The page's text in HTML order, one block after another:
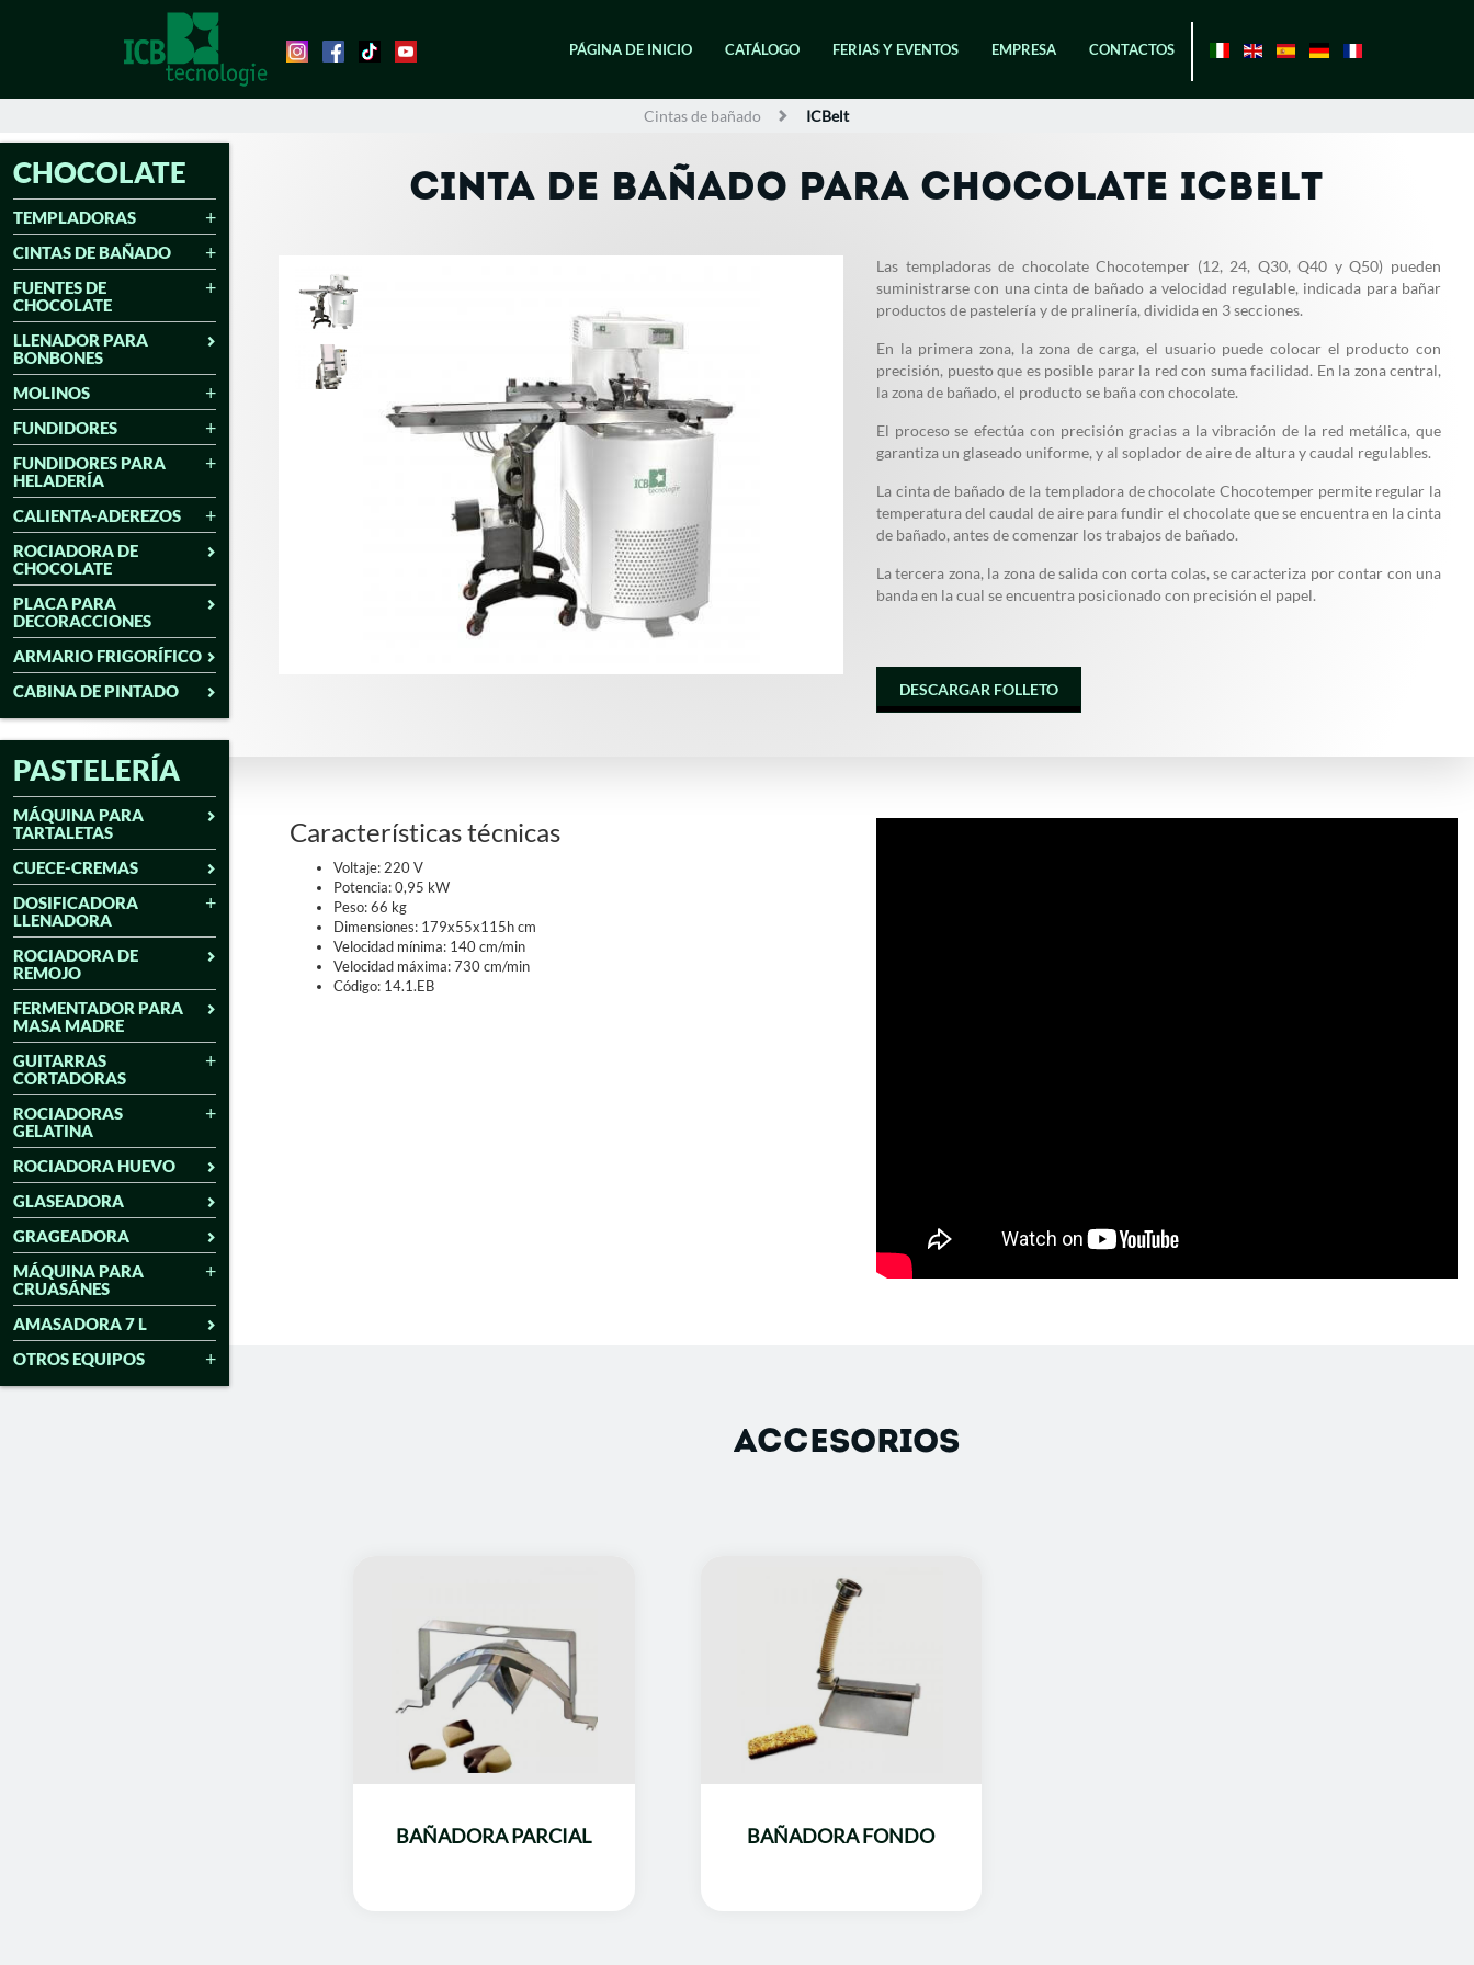
PÁGINA DE INICIO CATÁLOGO FERIAS Y EVENTOS EMPRESA CONTACTOS
Cintas de bañado ICBelt
CINTA DE BAÑADO PARA CHOCOLATE ICBELT
Las templadoras de chocolate Chocotemper (12, 24, Q30, Q40 y Q50) pueden
suministrarse con una cinta de bañado a velocidad regulable, indicada para bañar
productos de pastelería y de pralinería, dividida en 3 secciones.
En la primera zona, la zona de carga, el usuario puede colocar el producto con
precisión, puesto que es posible parar la red con suma facilidad. En la zona central,
la zona de bañado, el producto se baña con chocolate.
El proceso se efectúa con precisión gracias a la vibración de la red metálica, que
garantiza un glaseado uniforme, y al soplador de aire de altura y caudal regulables.
La cinta de bañado de la templadora de chocolate Chocotemper permite regular la
temperatura del caudal de aire para fundir el chocolate que se encuentra en la cinta
de bañado, antes de comenzar los trabajos de bañado.
La tercera zona, la zona de salida con corta colas, se caracteriza por contar con una
banda en la cual se encuentra posicionado con precisión el papel.
DESCARGAR FOLLETO
Características técnicas
Voltaje: 220 V
Potencia: 0,95 kW
Peso: 66 kg
Dimensiones: 179x55x115h cm
Velocidad mínima: 140 cm/min
Velocidad máxima: 730 cm/min
Código: 14.1.EB
ACCESORIOS
BAÑADORA PARCIAL BAÑADORA FONDO
CHOCOLATE
TEMPLADORAS
CINTAS DE BAÑADO
FUENTES DE
CHOCOLATE
LLENADOR PARA
BONBONES
MOLINOS
FUNDIDORES
FUNDIDORES PARA
HELADERÍA
CALIENTA-ADEREZOS
ROCIADORA DE
CHOCOLATE
PLACA PARA
DECORACCIONES
ARMARIO FRIGORÍFICO
CABINA DE PINTADO
PASTELERÍA
MÁQUINA PARA
TARTALETAS
CUECE-CREMAS
DOSIFICADORA
LLENADORA
ROCIADORA DE
REMOJO
FERMENTADOR PARA
MASA MADRE
GUITARRAS
CORTADORAS
ROCIADORAS
GELATINA
ROCIADORA HUEVO
GLASEADORA
GRAGEADORA
MÁQUINA PARA
CRUASÁNES
AMASADORA 7 L
OTROS EQUIPOS